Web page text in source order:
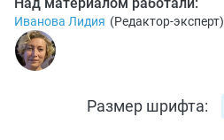
Иванова Лидия (Редактор-эксперт)
Размер шрифта: